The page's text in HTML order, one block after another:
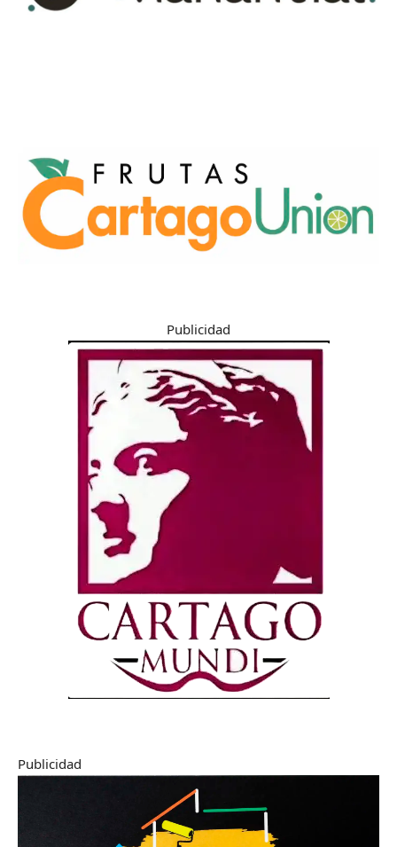
Publicidad
Publicidad